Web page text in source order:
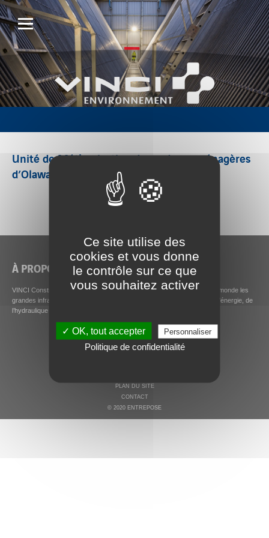
Unité de Méthanisation des ordures ménagères
d’Olawa
À PROPOS
VINCI Construction Grands Projets conçoit et construit partout dans le monde les
grandes infrastructures de demain, en particulier dans les secteurs de l’énergie, de
l’hydraulique et de l’environnement, des bâtiments et des transports.
PLAN DU SITE
CONTACT
© 2020 ENTREPOSE
Ce site utilise des
cookies et vous donne
le contrôle sur ce que
vous souhaitez activer
✓ OK, tout accepter Personnaliser
Politique de confidentialité